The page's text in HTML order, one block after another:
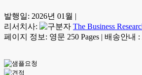
발행일: 2026년 01월 |
리서치사:
The Business
페이지 정보: 영문 250 Pages | 배송안내 :